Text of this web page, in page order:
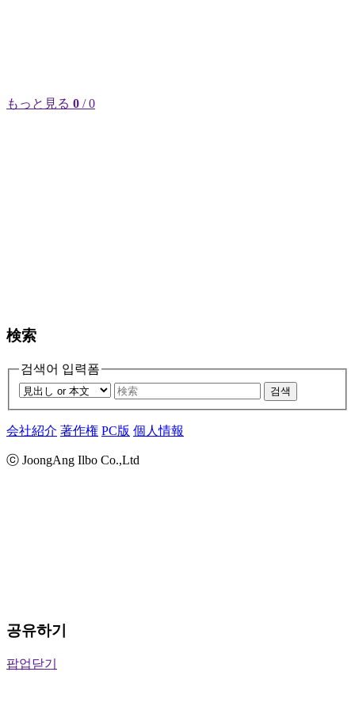
もっと見る 0 / 0
検索
검색어 입력폼
검색
会社紹介 著作権 PC版 個人情報
ⓒ JoongAng Ilbo Co.,Ltd
공유하기
팝업닫기